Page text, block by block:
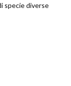
specie diverse